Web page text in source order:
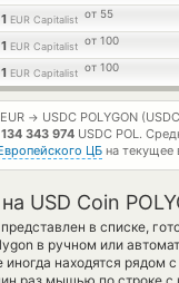
1 EUR Capitalist от 55
1 EUR Capitalist от 100
1 EUR Capitalist от 100
→ USDC POLYGON
134 343 974 USDC POL.
ЦБ на текущее
USD Coin
в списке,
в ручном или
находятся рядом